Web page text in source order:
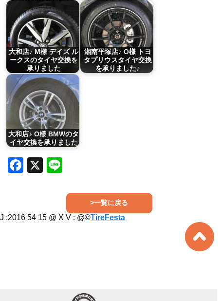
大和店♪ M様 デイズ ル
ークスのタイヤ交換を
承りました
湘南平塚店♪ O様 トヨ
タプリウスタイヤ交換
を承りました♪
大和店♪ O様 BMWのタ
イヤ交換を承りました
Facebook
X
>一覧に戻る
J :2016 54 15 @ X V : @©TireFesta